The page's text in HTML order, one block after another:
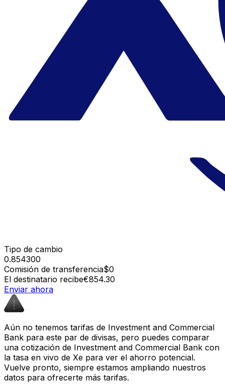
Tipo de cambio
0.854300
Comisión de transferencia$0
El destinatario recibe€854.30
Enviar ahora
Aún no tenemos tarifas de Investment and Commercial
Bank para este par de divisas, pero puedes comparar
una cotización de Investment and Commercial Bank con
la tasa en vivo de Xe para ver el ahorro potencial.
Vuelve pronto, siempre estamos ampliando nuestros
datos para ofrecerte más tarifas.